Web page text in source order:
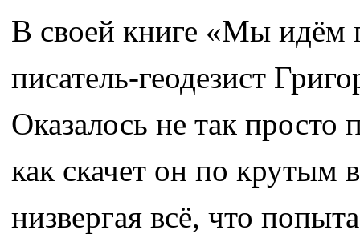
В своей книге «Мы идём
писатель-геодезист
Оказалось не так
как скачет он по крутым
низвергая всё, что